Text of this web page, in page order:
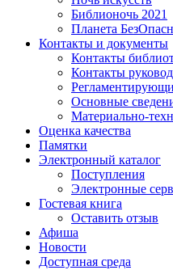
Библионочь 2021
Планета
Контакты и документы
Контакты
Контакты
Основные
Материально-
Оценка качества
Памятки
Электронный каталог
Поступления
Электронные
Гостевая книга
Оставить отзыв
Афиша
Новости
Доступная среда